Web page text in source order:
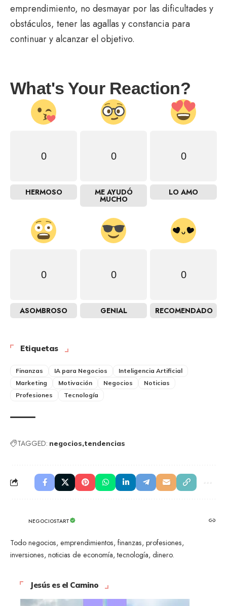
emprendimiento, no desmayar por las dificultades y
obstáculos, tener las agallas y constancia para
continuar y alcanzar el objetivo.
What's Your Reaction?
0
HERMOSO
0
ME AYUDÓ
MUCHO
0
LO AMO
0
ASOMBROSO
0
GENIAL
0
RECOMENDADO
Etiquetas
Finanzas IA para Negocios
Inteligencia Artificial
Marketing
Motivación Negocios
Noticias
Profesiones
Tecnología
TAGGED: negocios tendencias
NEGOCIOSTART
Todo negocios, emprendimientos, finanzas, profesiones,
inversiones, noticias de economía, tecnología, dinero.
Jesús es el Camino